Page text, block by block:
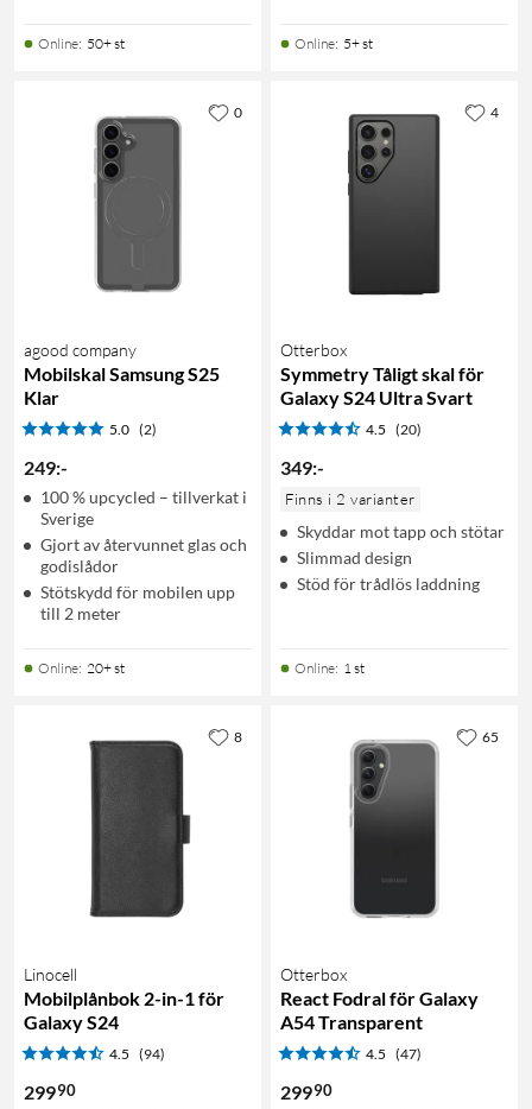
Online: 50+ st Online: 5+ st
agood company
Mobilskal Samsung S25
Klar
5.0 (2)
249:-
100 % upcycled – tillverkat i
Sverige
Gjort av återvunnet glas och
godislådor
Stötskydd för mobilen upp
till 2 meter
Online: 20+ st
0
Otterbox
Symmetry Tåligt skal för
Galaxy S24 Ultra Svart
4.5 (20)
349:-
Finns i 2 varianter
Skyddar mot tapp och stötar
Slimmad design
Stöd för trådlös laddning
Online: 1 st
4
Linocell
Mobilplånbok 2-in-1 för
Galaxy S24
4.5 (94)
29990
8
Otterbox
React Fodral för Galaxy
A54 Transparent
4.5 (47)
29990
65